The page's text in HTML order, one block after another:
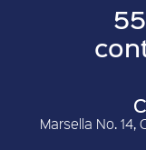
Marsella No. 14,